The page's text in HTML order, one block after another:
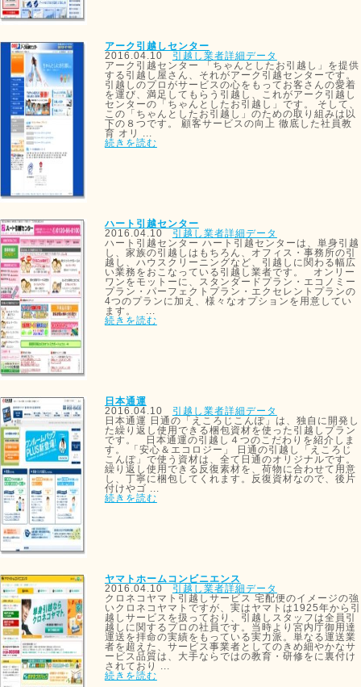
アーク引越しセンター
2016.04.10
引越し業者詳細データ
アーク引越センター 「ちゃんとしたお引越し」を提供
する引越し屋さん、それがアーク引越センターです。
引越しのプロがサービスの心をもってお客さんの愛着
を運び、満足してもらう引越し、これがアーク引越し
センターの「ちゃんとしたお引越し」です。 そして、
この「ちゃんとしたお引越し」のための取り組みは以
下の８つです。 顧客サービスの向上 徹底した社員教
育 オリ ...
続きを読む
ハート引越センター
2016.04.10
引越し業者詳細データ
ハート引越センター ハート引越センターは、単身引越
し、家族の引越しはもちろん、オフィス・事務所の引
越し、ハウスクリーニングなど、引越しに関わる幅広
い業務をおこなっている引越し業者です。 オンリー
ワンをモットーに、スタンダードプラン・エコノミー
プラン・パーフェクトプラン・エクセレントプランの
4つのプランに加え、様々なオプションを用意してい
ます。 ...
続きを読む
日本通運
2016.04.10
引越し業者詳細データ
日本通運 日通の「えころじこんぽ」は、独自に開発し
た繰り返し使用できる梱包資材を使った引越しプラン
です。 日本通運の引越し４つのこだわりを紹介しま
す。 「安心＆エコロジー」 日通の引越し「えころじ
こんぽ」で使う資材は、全て日通のオリジナルです。
繰り返し使用できる反復素材を、荷物に合わせて用意
し、丁寧に梱包してくれます。反復資材なので、後片
付けやゴ ...
続きを読む
ヤマトホームコンビニエンス
2016.04.10
引越し業者詳細データ
クロネコヤマト引越しサービス 宅配便のイメージの強
いクロネコヤマトですが、実はヤマトは1925年から引
越しサービスを扱っており、引越しスタッフは全員引
越しに関するプロの社員です。当時より宮内庁御用達
運送を拝命の実績をもっている実力派。単なる運送業
者を超えた、サービス事業者としてのきめ細やかなサ
ービス品質は、大手ならではの教育・研修をに裏付け
されており ...
続きを読む